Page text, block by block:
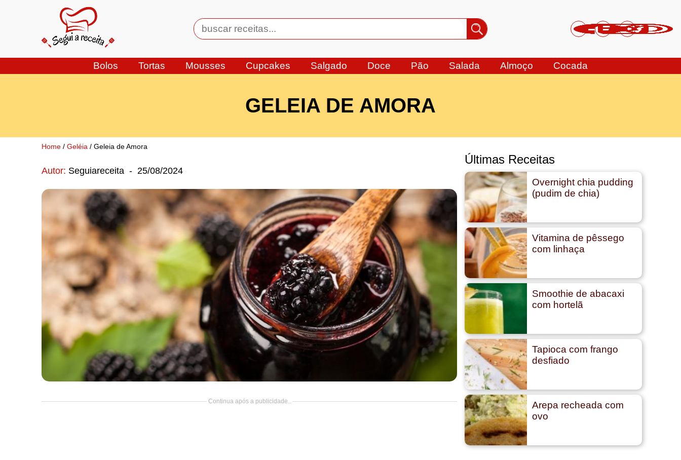
Bolos Tortas Mousses Cupcakes Salgado Doce Pão Salada Almoço Cocada
GELEIA DE AMORA
Home / Geléia / Geleia de Amora
Autor: Seguiareceita - 25/08/2024
Continua após a publicidade..
Últimas Receitas
Overnight chia pudding
(pudim de chia)
Vitamina de pêssego
com linhaça
Smoothie de abacaxi
com hortelã
Tapioca com frango
desfiado
Arepa recheada com
ovo